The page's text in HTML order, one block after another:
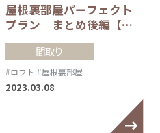
屋根裏部屋パーフェクト
プラン まとめ後編【…
間取り
#ロフト #屋根裏部屋
2023.03.08